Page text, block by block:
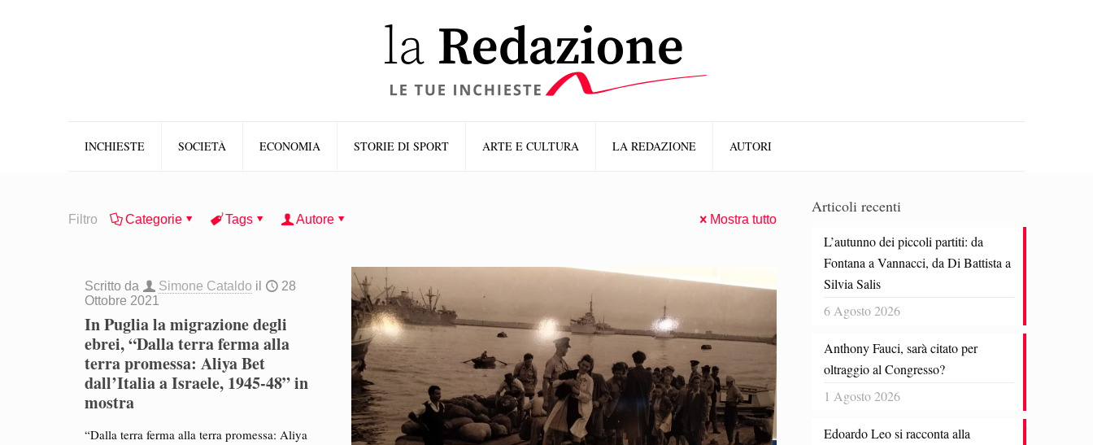
INCHIESTE SOCIETÀ ECONOMIA STORIE DI SPORT ARTE E CULTURA LA REDAZIONE AUTORI
Filtro Categorie Tags Autore Mostra tutto
Scritto da Simone Cataldo il
28
Ottobre 2021
In Puglia la migrazione degli
ebrei, “Dalla terra ferma alla
terra promessa: Aliya Bet
dall’Italia a Israele, 1945-48” in
mostra
“Dalla terra ferma alla terra promessa: Aliya
Articoli recenti
L’autunno dei piccoli partiti: da
Fontana a Vannacci, da Di Battista a
Silvia Salis
6 Agosto 2026
Anthony Fauci, sarà citato per
oltraggio al Congresso?
1 Agosto 2026
Edoardo Leo si racconta alla